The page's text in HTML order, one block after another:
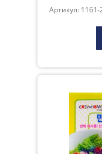
Артикул: 1161-